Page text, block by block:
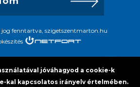
fenntartva, szigetszentmarton.hu
jóváhagyod a cookie-k
kal kapcsolatos irányelv értelmében.